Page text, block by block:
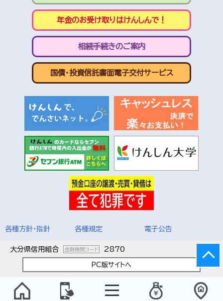
年金のお受け取りはけんしんで！
相続手続きのご案内
国債・投資信託書面電子交付サービス
各種方針・指針 各種規定 電子公告
大分県信用組合 金融機関コード 2870
PC版サイトへ